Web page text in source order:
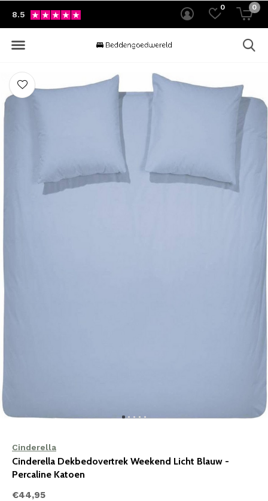
0 0
8.5
Cinderella
Cinderella Dekbedovertrek Weekend Licht Blauw -
Percaline Katoen
€44,95